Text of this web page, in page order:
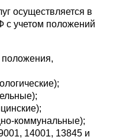
осуществляется в
с учетом положений
коммунальные);
14001, 13845 и